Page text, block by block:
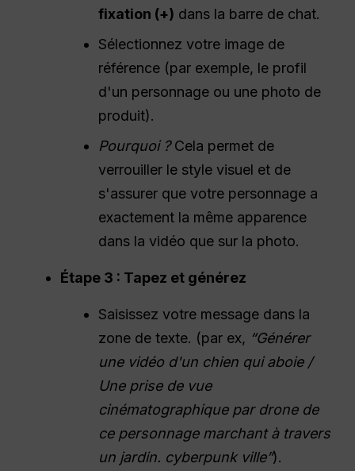
fixation (+) dans la barre de chat.
Sélectionnez votre image de
référence (par exemple, le profil
d'un personnage ou une photo de
produit).
Pourquoi ?Cela permet de
verrouiller le style visuel et de
s'assurer que votre personnage a
exactement la même apparence
dans la vidéo que sur la photo.
Étape 3 : Tapez et générez
Saisissez votre message dans la
zone de texte. (par ex, “Générer
une vidéo d'un chien qui aboie /
Une prise de vue
cinématographique par drone de
ce personnage marchant à travers
un jardin. cyberpunkville”).